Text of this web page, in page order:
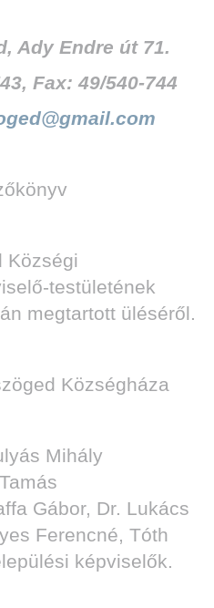
Ady Endre út 71.
Fax: 49/540-744
Községi
testületének
megtartott üléséről.
Községháza
Mihály
Gábor, Dr. Lukács
Ferencné, Tóth
képviselők.